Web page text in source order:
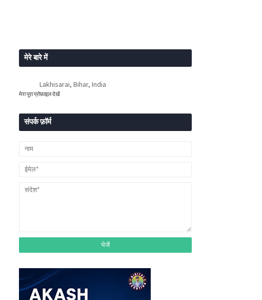
मेरे बारे में
Lakhisarai, Bihar, India
मेरा पूरा प्रोफ़ाइल देखें
संपर्क फ़ॉर्म